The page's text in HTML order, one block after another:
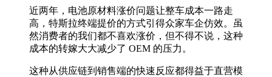
近两年，电池原材料涨价问题让整车成本一路走
高，特斯拉终端提价的方式引得众家车企仿效。虽
然消费者的我们都不喜欢涨价，但不得不说，这种
成本的转嫁大大减少了 OEM 的压力。
这种从供应链到销售端的快速反应都得益于直营模